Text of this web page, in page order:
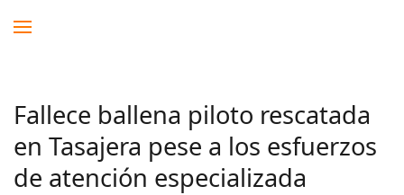
Fallece ballena piloto rescatada
en Tasajera pese a los esfuerzos
de atención especializada